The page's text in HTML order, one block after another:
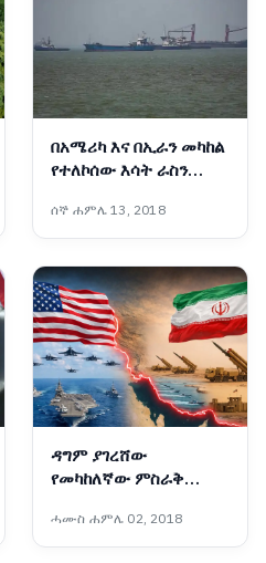
በአሜሪካ እና በኢራን መካከል
የተለኮሰው እሳት ራስን
ዓለም አቀፍ ተቋማት ጠየቁ
ሰኞ ሐምሌ 13, 2018
ዳግም ያገረሸው
የመካከለኛው ምስራቅ
ሓሙስ ሐምሌ 02, 2018